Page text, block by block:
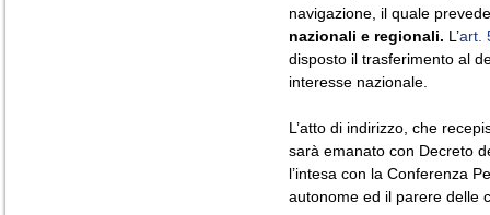
navigazione, il quale
nazionali e regionali. L’art.
disposto il trasferimento al
interesse nazionale.
L’atto di indirizzo, che
sarà emanato con Decreto
l’intesa con la Conferenza
autonome ed il parere delle